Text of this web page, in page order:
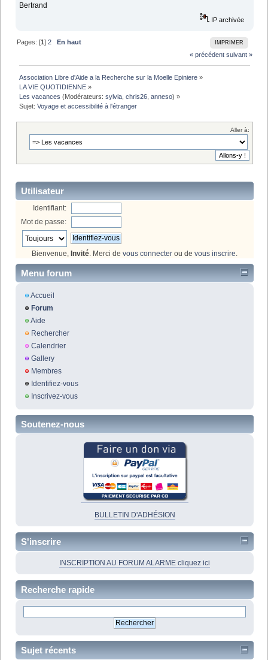
Bertrand
IP archivée
IMPRIMER
Pages: [1]2
En haut
« précédent suivant »
Association Libre d'Aide a la Recherche sur la Moelle Epiniere »
LA VIE QUOTIDIENNE »
Les vacances (Modérateurs:sylvia ,chris26 ,anneso) »
Sujet:Voyage et accessibilité à l'étranger
Aller à:
Utilisateur
Identifiant:
Mot de passe:
Bienvenue, Invité . Merci de vous connecter ou de vous inscrire
Menu forum
Accueil
Forum
Aide
Rechercher
Calendrier
Gallery
Membres
Identifiez-vous
Inscrivez-vous
Soutenez-nous
BULLETIN D'ADHÉSION
S'inscrire
INSCRIPTION AU FORUM ALARME cliquez ici
Recherche rapide
Sujet récents